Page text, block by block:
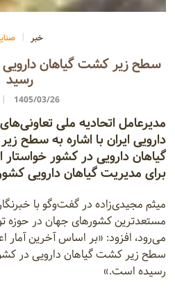
خبر
رسید
1405/03/26
مدیرعامل اتحادیه ملی
گیاهان دارویی در کشور خواستار
برای مدیریت گیاهان دارویی
میثم مجیدی‌زاده در گفت‌و‌گو با خبرنگار
مستعدترین کشورهای جهان در حوزه
می‌رود، افزود: «بر اساس آخرین آمار
رسیده است.»